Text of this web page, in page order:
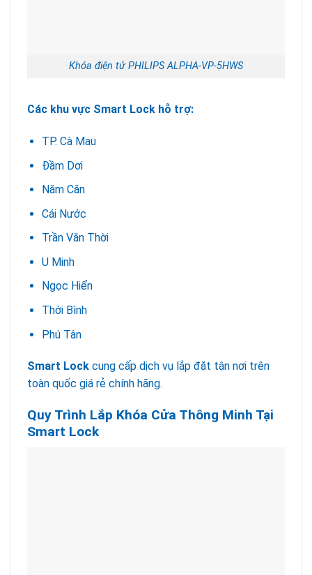
Khóa điện tử PHILIPS ALPHA-VP-5HWS
Các khu vực Smart Lock hỗ trợ:
TP. Cà Mau
Đầm Dơi
Năm Căn
Cái Nước
Trần Văn Thời
U Minh
Ngọc Hiển
Thới Bình
Phú Tân
Smart Lock cung cấp dịch vụ lắp đặt tận nơi trên
toàn quốc giá rẻ chính hãng.
Quy Trình Lắp Khóa Cửa Thông Minh Tại
Smart Lock